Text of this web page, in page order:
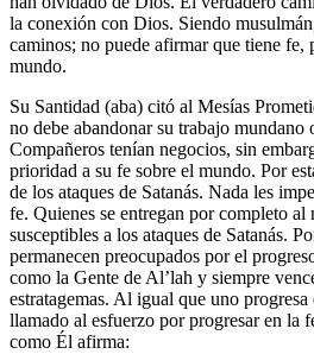
la conexión con Dios. Siendo
caminos; no puede afirmar que tiene fe,
mundo.
Su Santidad (aba) citó al Mesías
no debe abandonar su trabajo mundano
Compañeros tenían negocios, sin
prioridad a su fe sobre el mundo. Por
de los ataques de Satanás. Nada les
fe. Quienes se entregan por completo al
susceptibles a los ataques de Satanás.
permanecen preocupados por el
como la Gente de Al’lah y siempre
estratagemas. Al igual que uno
llamado al esfuerzo por progresar en la
como Él afirma: